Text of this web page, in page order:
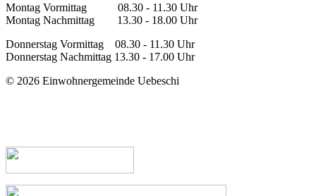
Montag Vormittag 08.30 - 11.30 Uhr
Montag Nachmittag 13.30 - 18.00 Uhr
Donnerstag Vormittag 08.30 - 11.30 Uhr
Donnerstag Nachmittag 13.30 - 17.00 Uhr
© 2026 Einwohnergemeinde Uebeschi